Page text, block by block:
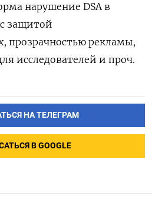
нарушение DSA в
защитой
прозрачностью рекламы,
исследователей и проч.
НА ТЕЛЕГРАМ
В GOOGLE